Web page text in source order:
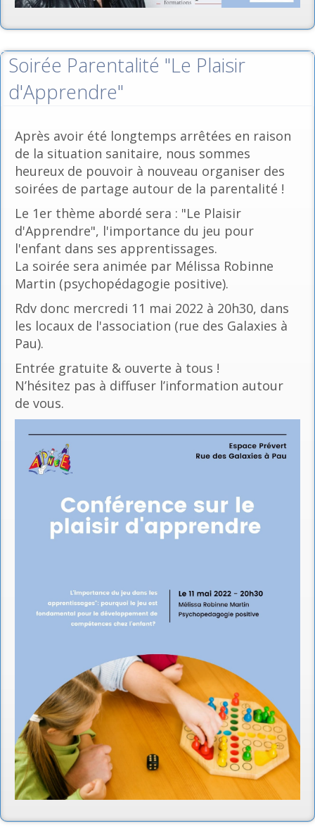
Soirée Parentalité "Le Plaisir
d'Apprendre"
Après avoir été longtemps arrêtées en raison
de la situation sanitaire, nous sommes
heureux de pouvoir à nouveau organiser des
soirées de partage autour de la parentalité !
Le 1er thème abordé sera : "Le Plaisir
d'Apprendre", l'importance du jeu pour
l'enfant dans ses apprentissages.
La soirée sera animée par Mélissa Robinne
Martin (psychopédagogie positive).
Rdv donc mercredi 11 mai 2022 à 20h30, dans
les locaux de l'association (rue des Galaxies à
Pau).
Entrée gratuite & ouverte à tous !
N’hésitez pas à diffuser l’information autour
de vous.